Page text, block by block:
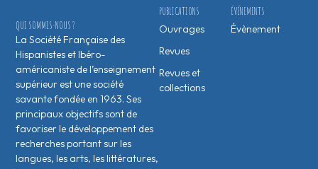
ÉVÉNEMENTS
Évènement
PUBLICATIONS
Ouvrages
Revues
Revues et
collections
QUI SOMMES-NOUS ?
La Société Française des
Hispanistes et Ibéro-
américaniste de l’enseignement
supérieur est une société
savante fondée en 1963. Ses
principaux objectifs sont de
favoriser le développement des
recherches portant sur les
langues, les arts, les littératures,